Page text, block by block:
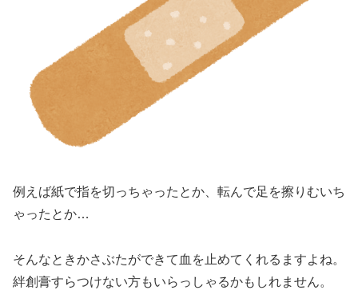
例えば紙で指を切っちゃったとか、転んで足を擦りむいち
ゃったとか…
そんなときかさぶたができて血を止めてくれるますよね。
絆創膏すらつけない方もいらっしゃるかもしれません。